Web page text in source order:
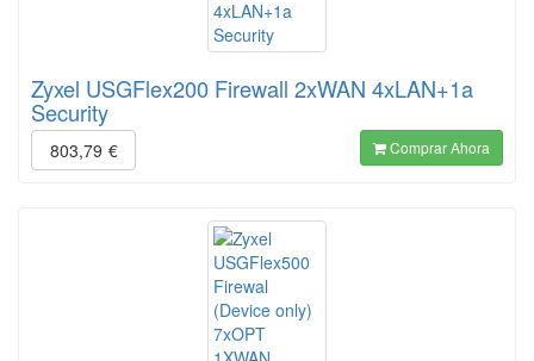
Zyxel USGFlex200 Firewall 2xWAN 4xLAN+1a
Security
803,79 € Comprar Ahora